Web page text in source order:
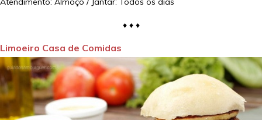
♦ ♦ ♦
Limoeiro Casa de Comidas